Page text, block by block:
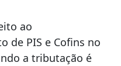
ao
de PIS e Cofins no
a tributação é